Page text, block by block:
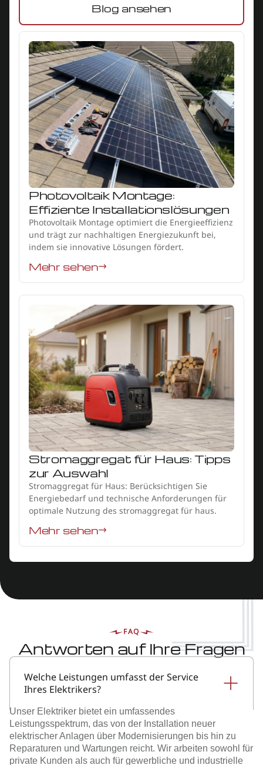
Photovoltaik Montage:
Effiziente Installationslösungen
Photovoltaik Montage optimiert die Energieeffizienz
und trägt zur nachhaltigen Energiezukunft bei,
indem sie innovative Lösungen fördert.
Mehr sehen
Stromaggregat für Haus: Tipps
zur Auswahl
Stromaggregat für Haus: Berücksichtigen Sie
Energiebedarf und technische Anforderungen für
optimale Nutzung des stromaggregat für haus.
Mehr sehen
Blog ansehen
FAQ
Antworten auf Ihre Fragen
Welche Leistungen umfasst der Service
Ihres Elektrikers?
Unser Elektriker bietet ein umfassendes
Leistungsspektrum, das von der Installation neuer
elektrischer Anlagen über Modernisierungen bis hin zu
Reparaturen und Wartungen reicht. Wir arbeiten sowohl für
private Kunden als auch für gewerbliche und industrielle